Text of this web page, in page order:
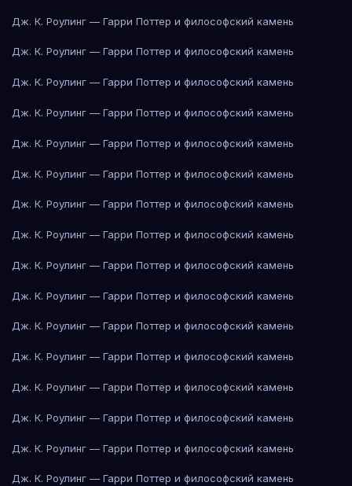
Дж. К. Роулинг — Гарри Поттер и философский камень
Дж. К. Роулинг — Гарри Поттер и философский камень
Дж. К. Роулинг — Гарри Поттер и философский камень
Дж. К. Роулинг — Гарри Поттер и философский камень
Дж. К. Роулинг — Гарри Поттер и философский камень
Дж. К. Роулинг — Гарри Поттер и философский камень
Дж. К. Роулинг — Гарри Поттер и философский камень
Дж. К. Роулинг — Гарри Поттер и философский камень
Дж. К. Роулинг — Гарри Поттер и философский камень
Дж. К. Роулинг — Гарри Поттер и философский камень
Дж. К. Роулинг — Гарри Поттер и философский камень
Дж. К. Роулинг — Гарри Поттер и философский камень
Дж. К. Роулинг — Гарри Поттер и философский камень
Дж. К. Роулинг — Гарри Поттер и философский камень
Дж. К. Роулинг — Гарри Поттер и философский камень
Дж. К. Роулинг — Гарри Поттер и философский камень